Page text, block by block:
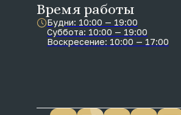
Время работы
Будни: 10:00 — 19:00
Суббота: 10:00 — 19:00
Воскресение: 10:00 — 17:00